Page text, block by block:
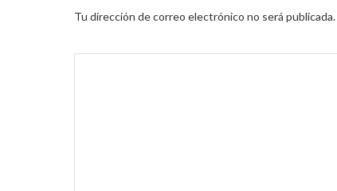
Tu dirección de correo electrónico no será publicada.